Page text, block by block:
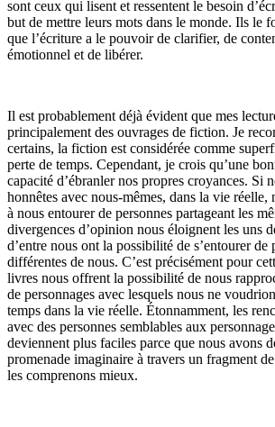
sont ceux qui lisent et ressentent le besoin
but de mettre leurs mots dans le monde. Ils le
que l’écriture a le pouvoir de clarifier, de
émotionnel et de libérer.
Il est probablement déjà évident que mes
principalement des ouvrages de fiction. Je
certains, la fiction est considérée comme
perte de temps. Cependant, je crois qu’une
capacité d’ébranler nos propres croyances. Si
honnêtes avec nous-mêmes, dans la vie réelle,
à nous entourer de personnes partageant les
divergences d’opinion nous éloignent les uns
d’entre nous ont la possibilité de s’entourer de
différentes de nous. C’est précisément pour
livres nous offrent la possibilité de nous
de personnages avec lesquels nous ne
temps dans la vie réelle. Étonnamment, les
avec des personnes semblables aux
deviennent plus faciles parce que nous avons
promenade imaginaire à travers un fragment
les comprenons mieux.